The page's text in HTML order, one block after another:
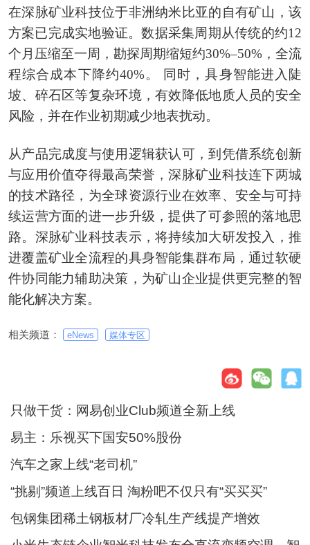
在深脉矿业科技位于非洲纳米比亚的自有矿山，该
方案已完成实地验证。数据采集周期从传统的约12
个月压缩至一周，勘探周期缩短约30%–50%，全流
程综合成本下降约40%。 同时，具身智能进入陡
坡、碎石区等复杂环境，有效降低地质人员的安全
风险，并在作业初期减少地表扰动。
从产品完成度与使用逻辑获认可，到凭借系统创新
与应用价值夺得最高荣誉，深脉矿业科技连下两城
的技术路径，为全球资源行业在效率、安全与可持
续运营方面的进一步升级，提供了可参照的落地思
路。深脉矿业科技表示，将持续加大研发投入，推
进覆盖矿业全流程的具身智能集群布局，通过软硬
件协同能力辅助决策，为矿山企业提供更完整的智
能化解决方案。
相关频道： eNews 媒体专区
只做干货：网易创业Club频道全新上线
易主：乐视买下国安50%股份
汽车之家上线“老司机”
“挑剔”频道上线百日 淘粉吧不仅只有“买买买”
包钢集团稀土钢板材厂冷轧生产线提产增效